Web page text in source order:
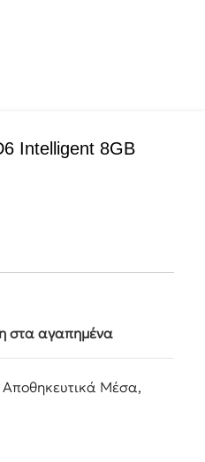
Intelligent 8GB
στα αγαπημένα
Αποθηκευτικά Μέσα,